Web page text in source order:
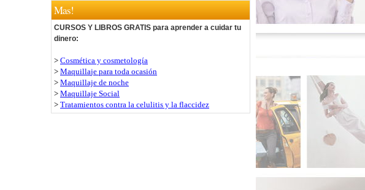
Mas!
CURSOS Y LIBROS GRATIS para aprender a cuidar tu
dinero:
> Cosmética y cosmetología
> Maquillaje para toda ocasión
> Maquillaje de noche
> Maquillaje Social
> Tratamientos contra la celulitis y la flaccidez